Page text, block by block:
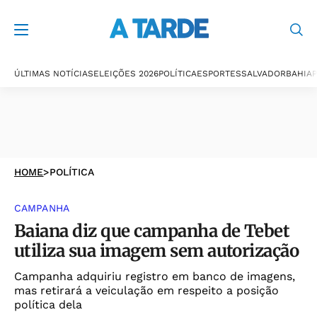
ÚLTIMAS NOTÍCIASELEIÇÕES 2026POLÍTICAESPORTESSALVADORBAHIA
HOME>POLÍTICA
CAMPANHA
Baiana diz que campanha de Tebet
utiliza sua imagem sem autorização
Campanha adquiriu registro em banco de imagens,
mas retirará a veiculação em respeito a posição
política dela